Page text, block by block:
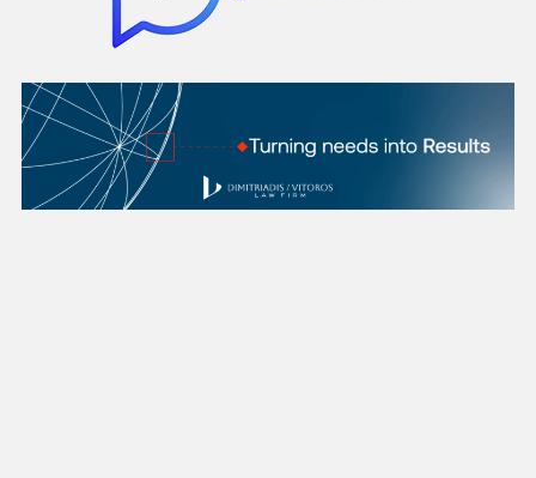
Pieria Social